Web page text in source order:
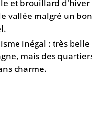
et brouillard d'hiver
vallée malgré un
inégal : très
mais des
charme.